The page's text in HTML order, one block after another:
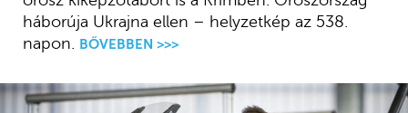
háborúja Ukrajna ellen – helyzetkép az 538.
napon. BŐVEBBEN >>>